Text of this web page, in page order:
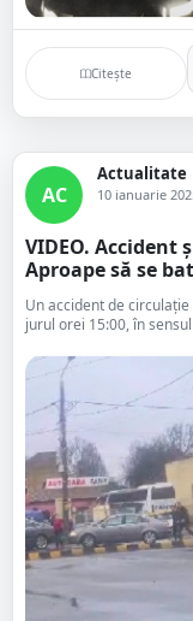
Citește
AC
Actualitate
10 ianuarie
VIDEO. Accident
Aproape să se
Un accident de
jurul orei 15:00, în